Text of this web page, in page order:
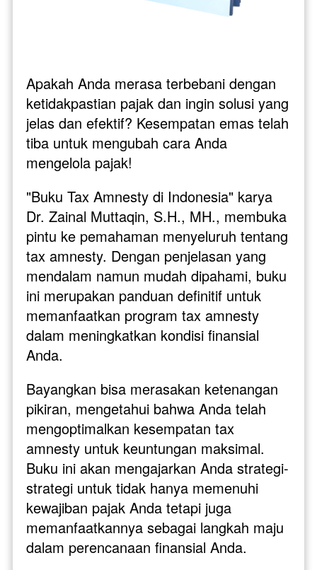
Apakah Anda merasa terbebani dengan
ketidakpastian pajak dan ingin solusi yang
jelas dan efektif? Kesempatan emas telah
tiba untuk mengubah cara Anda
mengelola pajak!
"Buku Tax Amnesty di Indonesia" karya
Dr. Zainal Muttaqin, S.H., MH., membuka
pintu ke pemahaman menyeluruh tentang
tax amnesty. Dengan penjelasan yang
mendalam namun mudah dipahami, buku
ini merupakan panduan definitif untuk
memanfaatkan program tax amnesty
dalam meningkatkan kondisi finansial
Anda.
Bayangkan bisa merasakan ketenangan
pikiran, mengetahui bahwa Anda telah
mengoptimalkan kesempatan tax
amnesty untuk keuntungan maksimal.
Buku ini akan mengajarkan Anda strategi-
strategi untuk tidak hanya memenuhi
kewajiban pajak Anda tetapi juga
memanfaatkannya sebagai langkah maju
dalam perencanaan finansial Anda.